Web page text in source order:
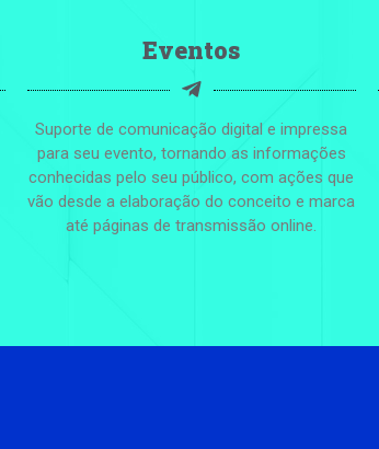
Eventos
Suporte de comunicação digital e impressa
para seu evento, tornando as informações
conhecidas pelo seu público, com ações que
vão desde a elaboração do conceito e marca
até páginas de transmissão online.